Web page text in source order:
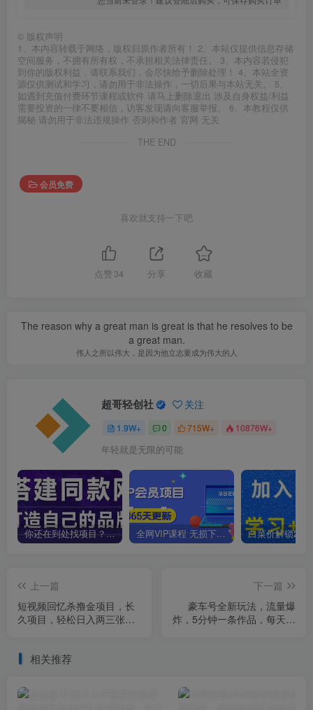
© 版权声明
1、本内容转载于网络，版权归原作者所有！ 2、本站仅提供信息存储
空间服务，不拥有所有权，不承担相关法律责任。 3、本内容若侵犯
到你的版权利益，请联系我们，会尽快给予删除处理！ 4、本站全资
源仅供测试和学习，请勿用于非法操作，一切后果与本站无关。 5、
如遇到充值付费环节课程或软件 请马上删除退出 涉及自身权益/利益
需要投资的一律不要相信，访客发现请向客服举报。 6、本教程仅供
揭秘 请勿用于非法违规操作 否则和作者 官网 无关
THE END
会员免费
喜欢就支持一下吧
点赞 34 分享 收藏
The reason why a great man is great is that he resolves to be
a great man.
伟人之所以伟大，是因为他立志要成为伟大的人
超哥轻创社 关注
1.9W+ 0 715W+ 10876W+
年轻就是无限的可能
你还在到处找项目？还在当韭菜？我靠卖项目一个月收入5万+，曾经我也是个失败者。 全网VIP课程 无损下载~
上一篇
短视频回忆杀撸金项目，长
久项目，轻松日入两三张
下一篇
豪车号全新玩法，流量爆
炸，5分钟一条作品，每天一
相关推荐